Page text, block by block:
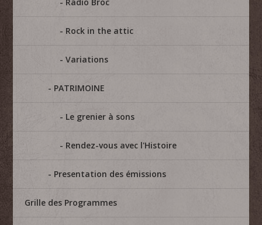
Rock in the attic
Variations
PATRIMOINE
Le grenier à sons
Rendez-vous avec l'Histoire
Presentation des émissions
Grille des Programmes